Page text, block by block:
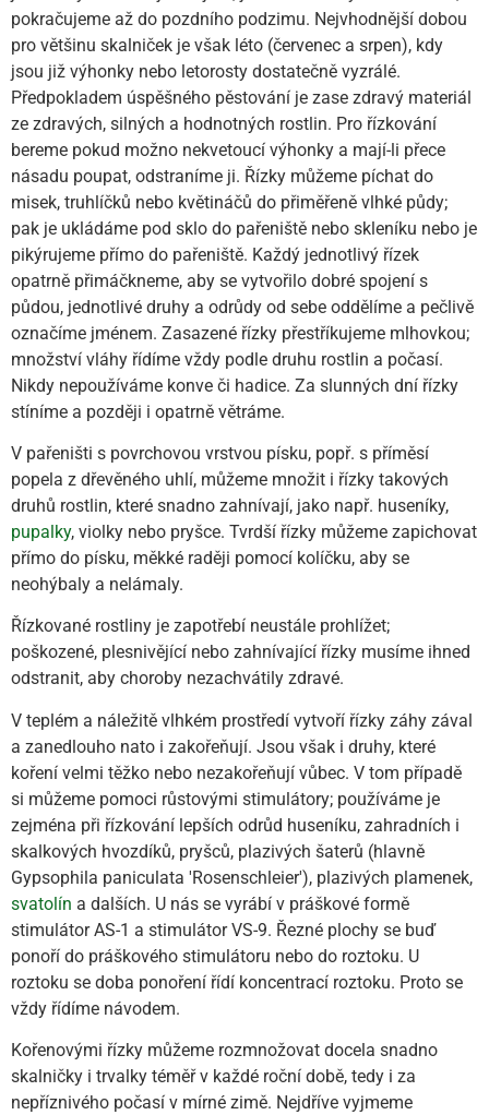
pokračujeme až do pozdního podzimu. Nejvhodnější dobou
pro většinu skalniček je však léto (červenec a srpen), kdy
jsou již výhonky nebo letorosty dostatečně vyzrálé.
Předpokladem úspěšného pěstování je zase zdravý materiál
ze zdravých, silných a hodnotných rostlin. Pro řízkování
bereme pokud možno nekvetoucí výhonky a mají-li přece
násadu poupat, odstraníme ji. Řízky můžeme píchat do
misek, truhlíčků nebo květináčů do přiměřeně vlhké půdy;
pak je ukládáme pod sklo do pařeniště nebo skleníku nebo je
pikýrujeme přímo do pařeniště. Každý jednotlivý řízek
opatrně přimáčkneme, aby se vytvořilo dobré spojení s
půdou, jednotlivé druhy a odrůdy od sebe oddělíme a pečlivě
označíme jménem. Zasazené řízky přestříkujeme mlhovkou;
množství vláhy řídíme vždy podle druhu rostlin a počasí.
Nikdy nepoužíváme konve či hadice. Za slunných dní řízky
stíníme a později i opatrně větráme.
V pařeništi s povrchovou vrstvou písku, popř. s příměsí
popela z dřevěného uhlí, můžeme množit i řízky takových
druhů rostlin, které snadno zahnívají, jako např. huseníky,
pupalky, violky nebo pryšce. Tvrdší řízky můžeme zapichovat
přímo do písku, měkké raději pomocí kolíčku, aby se
neohýbaly a nelámaly.
Řízkované rostliny je zapotřebí neustále prohlížet;
poškozené, plesnivějící nebo zahnívající řízky musíme ihned
odstranit, aby choroby nezachvátily zdravé.
V teplém a náležitě vlhkém prostředí vytvoří řízky záhy zával
a zanedlouho nato i zakořeňují. Jsou však i druhy, které
koření velmi těžko nebo nezakořeňují vůbec. V tom případě
si můžeme pomoci růstovými stimulátory; používáme je
zejména při řízkování lepších odrůd huseníku, zahradních i
skalkových hvozdíků, pryšců, plazivých šaterů (hlavně
Gypsophila paniculata 'Rosenschleier'), plazivých plamenek,
svatolín a dalších. U nás se vyrábí v práškové formě
stimulátor AS-1 a stimulátor VS-9. Řezné plochy se buď
ponoří do práškového stimulátoru nebo do roztoku. U
roztoku se doba ponoření řídí koncentrací roztoku. Proto se
vždy řídíme návodem.
Kořenovými řízky můžeme rozmnožovat docela snadno
skalničky i trvalky téměř v každé roční době, tedy i za
nepříznivého počasí v mírné zimě. Nejdříve vyjmeme